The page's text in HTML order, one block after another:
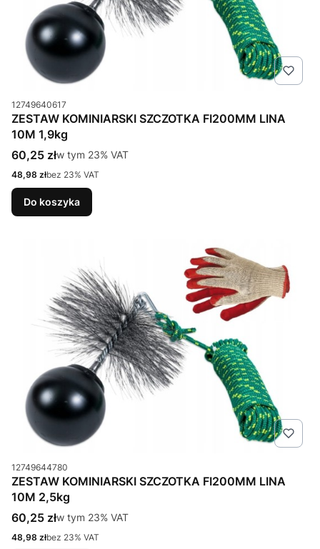
Kod produktu
12749640617
ZESTAW KOMINIARSKI SZCZOTKA FI200MM LINA
10M 1,9kg
Cena brutto
60,25 złw tym %s VAT
w tym 23% VAT
Cena netto
48,98 złbez 23% VAT
Do koszyka
Kod produktu
12749644780
ZESTAW KOMINIARSKI SZCZOTKA FI200MM LINA
10M 2,5kg
Cena brutto
60,25 złw tym %s VAT
w tym 23% VAT
Cena netto
48,98 złbez 23% VAT